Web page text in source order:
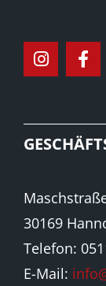
30169
Telefon:
E-Mail: